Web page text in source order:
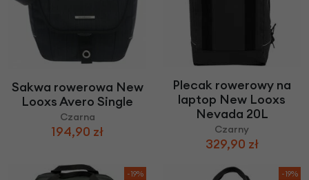
Sakwa rowerowa New
Looxs Avero Single
Czarna
194,90 zł
Plecak rowerowy na
laptop New Looxs
Nevada 20L
Czarny
329,90 zł
-19% -19%